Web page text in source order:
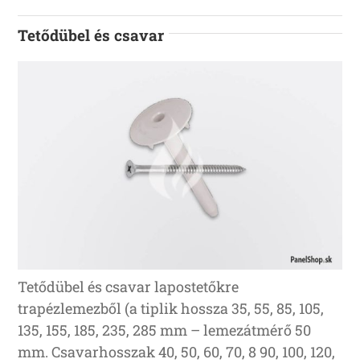
Tetődübel és csavar
Tetődübel és csavar lapostetőkre
trapézlemezből (a tiplik hossza 35, 55, 85, 105,
135, 155, 185, 235, 285 mm – lemezátmérő 50
mm. Csavarhosszak 40, 50, 60, 70, 8 90, 100, 120,